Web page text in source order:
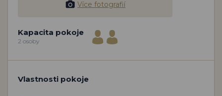
Více fotografií
Kapacita pokoje
2 osoby
Vlastnosti pokoje